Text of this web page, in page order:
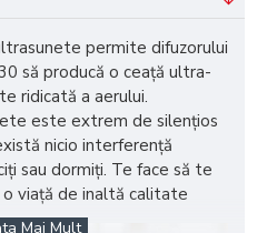
permite difuzorului
să producă o ceață ultra-
ridicată a aerului.
este extrem de silențios
nicio interferență
sau dormiți. Te face să te
viață de inaltă calitate